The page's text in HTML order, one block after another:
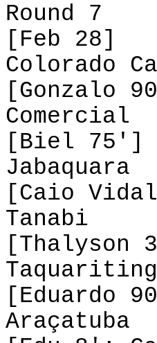
Round 7
[Feb 28]
[Gonzalo
[Biel 75']
[Caio
[Thalyson
[Eduardo